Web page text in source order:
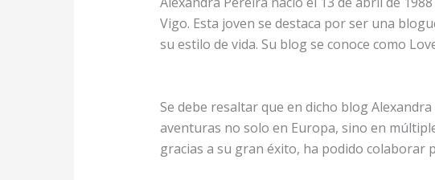
Vigo. Esta joven se destaca por ser una
su estilo de vida. Su blog se conoce como
Se debe resaltar que en dicho blog
aventuras no solo en Europa, sino en
gracias a su gran éxito, ha podido colaborar